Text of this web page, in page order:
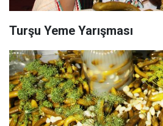
Turşu Yeme Yarışması